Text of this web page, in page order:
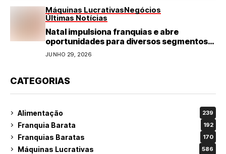
Máquinas LucrativasNegócios
Últimas Notícias
Natal impulsiona franquias e abre
oportunidades para diversos segmentos
do varejo
JUNHO 29, 2026
CATEGORIAS
Alimentação 239
Franquia Barata 192
Franquias Baratas 170
Máquinas Lucrativas 586